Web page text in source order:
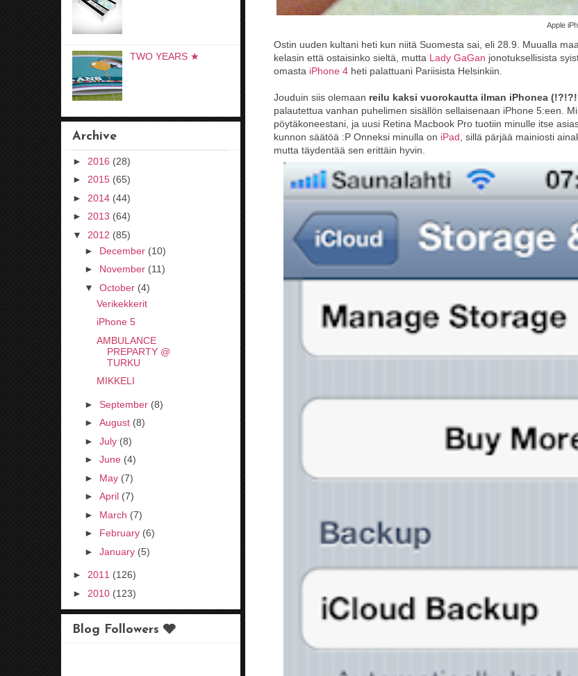
Apple
Ostin uuden kultani heti kun niitä Suomesta sai, eli 28.9. Muualla
kelasin että ostaisinko sieltä, mutta Lady GaGan jonotuksellisista
omasta iPhone 4 heti palattuani Pariisista Helsinkiin.
Jouduin siis olemaan reilu kaksi vuorokautta ilman iPhonea
palautettua vanhan puhelimen sisällön sellaisenaan iPhone 5:een.
pöytäkoneestani, ja uusi Retina Macbook Pro tuotiin minulle itse
kunnon säätöä :P Onneksi minulla on iPad , sillä pärjää mainiosti
mutta täydentää sen erittäin hyvin.
TWO YEARS ★
Archive
► 2016 (28)
► 2015 (65)
► 2014 (44)
► 2013 (64)
▼
2012 (85)
► December (10)
► November (11)
▼
October (4)
Verikekkerit
iPhone 5
AMBULANCE
PREPARTY @
TURKU
MIKKELI
► September (8)
► August (8)
► July (8)
► June (4)
► May (7)
► April (7)
► March (7)
► February (6)
► January (5)
► 2011 (126)
► 2010 (123)
Blog Followers 🩶